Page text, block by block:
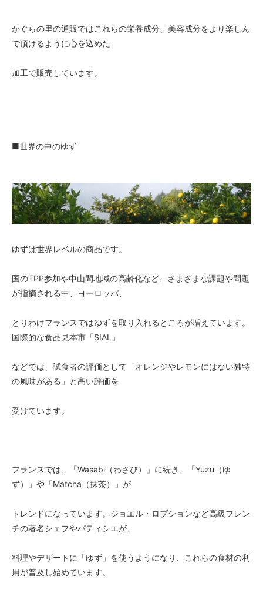
かぐらの里の通販ではこれらの栄養成分、美容成分をより楽しん
で頂けるように心を込めた
加工で販売しています。
■世界の中のゆず
ゆずは世界レベルの商品です。
国のTPP参加や中山間地域の高齢化など、さまざまな課題や問題
が指摘される中、ヨーロッパ、
とりわけフランスではゆずを取り入れるところが増えています。
国際的な食品見本市「SIAL」
などでは、試食者の評価として「オレンジやレモンにはない独特
の風味がある」と高い評価を
受けています。
フランスでは、「Wasabi（わさび）」に続き、「Yuzu（ゆ
ず）」や「Matcha（抹茶）」が
トレンドになっています。ジョエル・ロブションなど高級フレン
チの著名シェフやパティシエが、
料理やデザートに「ゆず」を使うようになり、これらの食材の利
用が普及し始めています。